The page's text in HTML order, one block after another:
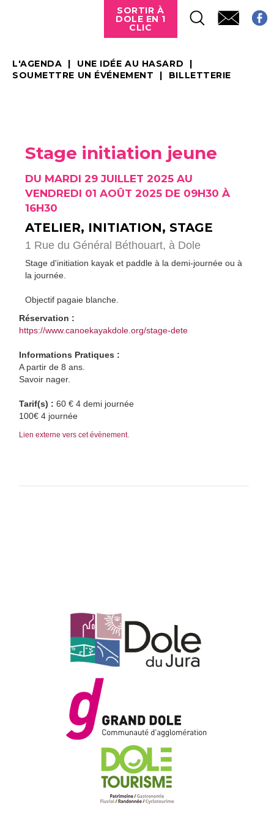
SORTIR À
DOLE EN 1
CLIC
L'AGENDA
UNE IDÉE AU HASARD
SOUMETTRE UN ÉVÉNEMENT
BILLETTERIE
Stage initiation jeune
DU MARDI 29 JUILLET 2025 AU
VENDREDI 01 AOÛT 2025 DE 09H30 À
16H30
ATELIER, INITIATION, STAGE
1 Rue du Général Béthouart, à Dole
Stage d'initiation kayak et paddle à la demi-journée ou à
la journée.
Objectif pagaie blanche.
Réservation :
https://www.canoekayakdole.org/stage-dete
Informations Pratiques :
A partir de 8 ans.
Savoir nager.
Tarif(s) : 60 € 4 demi journée
100€ 4 journée
Lien externe vers cet évènement.